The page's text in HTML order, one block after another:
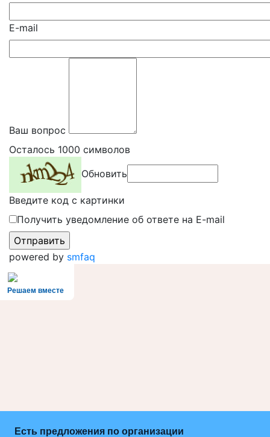
E-mail
Ваш вопрос
Осталось 1000 символов
Обновить
Введите код с картинки
Получить уведомление об ответе на E-mail
powered by smfaq
Решаем вместе
Есть предложения по организации